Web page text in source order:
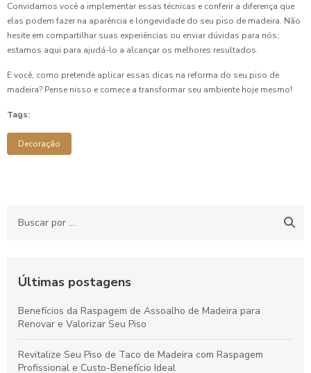
Convidamos você a implementar essas técnicas e conferir a diferença que
elas podem fazer na aparência e longevidade do seu piso de madeira. Não
hesite em compartilhar suas experiências ou enviar dúvidas para nós;
estamos aqui para ajudá-lo a alcançar os melhores resultados.
E você, como pretende aplicar essas dicas na reforma do seu piso de
madeira? Pense nisso e comece a transformar seu ambiente hoje mesmo!
Tags:
Decoração
Últimas postagens
Benefícios da Raspagem de Assoalho de Madeira para
Renovar e Valorizar Seu Piso
Revitalize Seu Piso de Taco de Madeira com Raspagem
Profissional e Custo-Benefício Ideal